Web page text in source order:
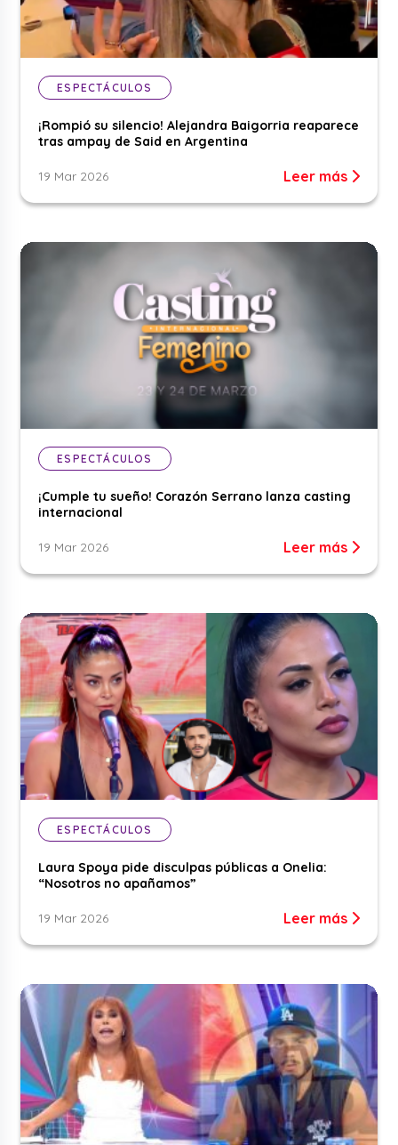
ESPECTÁCULOS
¡Rompió su silencio! Alejandra Baigorria reaparece
tras ampay de Said en Argentina
19 Mar 2026 Leer más
ESPECTÁCULOS
¡Cumple tu sueño! Corazón Serrano lanza casting
internacional
19 Mar 2026 Leer más
ESPECTÁCULOS
Laura Spoya pide disculpas públicas a Onelia:
“Nosotros no apañamos”
19 Mar 2026 Leer más